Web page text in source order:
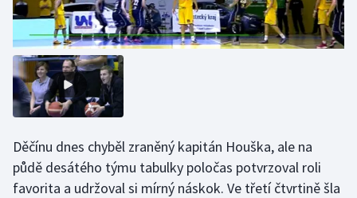
Jezdectví
Judo
Krasobruslení
Lezení
Lyže a snowboard
Děčínu dnes chyběl zraněný kapitán Houška, ale na
půdě desátého týmu tabulky poločas potvrzoval roli
favorita a udržoval si mírný náskok. Ve třetí čtvrtině šla